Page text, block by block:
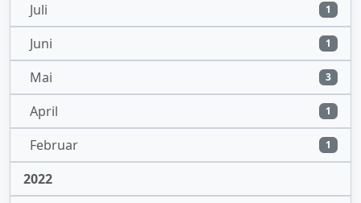
Juli
1
Juni 1
Mai 3
April 1
Februar 1
2022